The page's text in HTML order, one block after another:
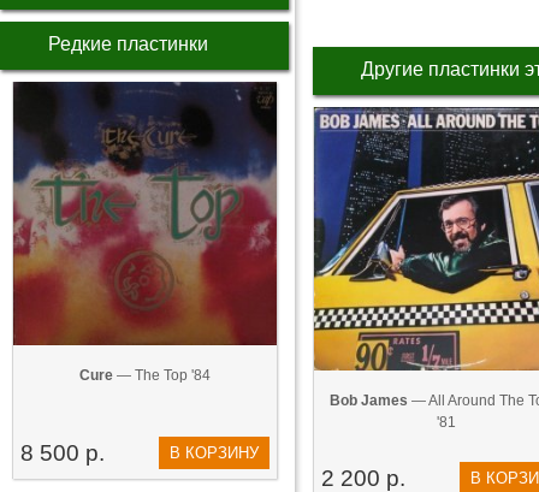
Редкие пластинки
Cure — The Top '84
8 500 р. В КОРЗИНУ
Другие пластинки
Bob James — All Around The
'81
2 200 р. В